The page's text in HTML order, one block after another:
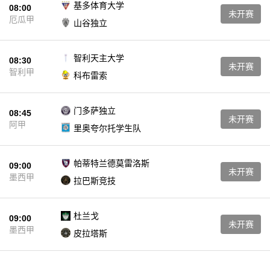
08:00
厄瓜甲
基多体育大学
山谷独立
未开赛
08:30
智利甲
智利天主大学
科布雷索
未开赛
08:45
阿甲
门多萨独立
里奥夸尔托学生队
未开赛
09:00
墨西甲
帕蒂特兰德莫雷洛斯
拉巴斯竞技
未开赛
09:00
墨西甲
杜兰戈
皮拉塔斯
未开赛